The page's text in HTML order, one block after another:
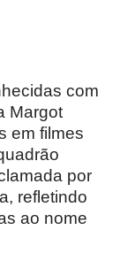
com
Margot
em filmes
por
refletindo
ao nome